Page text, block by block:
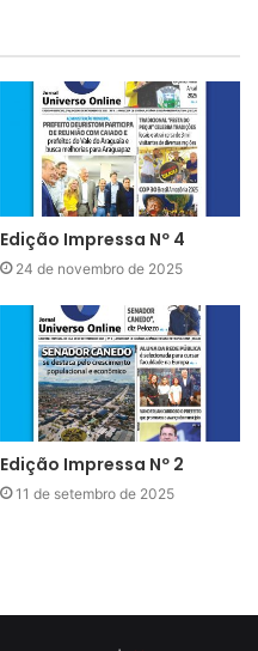
Edição Impressa Nº 4
24 de novembro de 2025
Edição Impressa Nº 2
11 de setembro de 2025